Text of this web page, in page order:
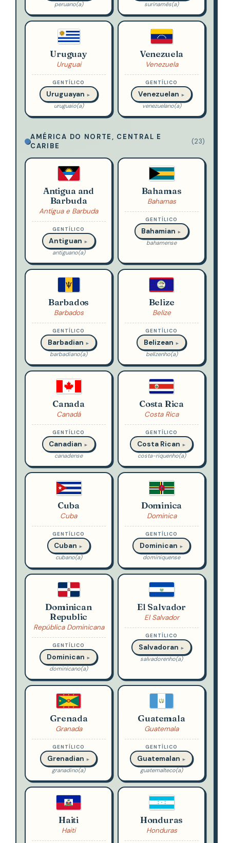
peruano(a) surinamês(a)
Uruguay
Uruguai
GENTÍLICO
Uruguayan ►
uruguaio(a)
Venezuela
Venezuela
GENTÍLICO
Venezuelan ►
venezuelano(a)
AMÉRICA DO NORTE, CENTRAL E
CARIBE
(23)
Antigua and
Barbuda
Antígua e Barbuda
GENTÍLICO
Antiguan ►
antiguano(a)
Bahamas
Bahamas
GENTÍLICO
Bahamian ►
bahamense
Barbados
Barbados
GENTÍLICO
Barbadian ►
barbadiano(a)
Belize
Belize
GENTÍLICO
Belizean ►
belizenho(a)
Canada
Canadá
GENTÍLICO
Canadian ►
canadense
Costa Rica
Costa Rica
GENTÍLICO
Costa Rican ►
costa-riquenho(a)
Cuba
Cuba
GENTÍLICO
Cuban ►
cubano(a)
Dominica
Dominica
GENTÍLICO
Dominican ►
dominiquense
Dominican
Republic
República Dominicana
GENTÍLICO
Dominican ►
dominicano(a)
El Salvador
El Salvador
GENTÍLICO
Salvadoran ►
salvadorenho(a)
Grenada
Granada
GENTÍLICO
Grenadian ►
granadino(a)
Guatemala
Guatemala
GENTÍLICO
Guatemalan ►
guatemalteco(a)
Haiti
Haiti
Honduras
Honduras